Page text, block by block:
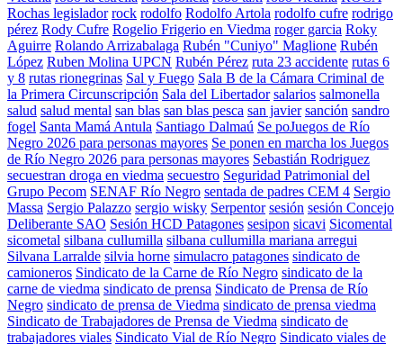
Rochas legislador rock rodolfo Rodolfo Artola rodolfo cufre rodrigo
pérez Rody Cufre Rogelio Frigerio en Viedma roger garcia Roky
Aguirre Rolando Arrizabalaga Rubén "Cuniyo" Maglione Rubén
López Ruben Molina UPCN Rubén Pérez ruta 23 accidente rutas 6
y 8 rutas rionegrinas Sal y Fuego Sala B de la Cámara Criminal de
la Primera Circunscripción Sala del Libertador salarios salmonella
salud salud mental san blas san blas pesca san javier sanción sandro
fogel Santa Mamá Antula Santiago Dalmaú Se poJuegos de Río
Negro 2026 para personas mayores Se ponen en marcha los Juegos
de Río Negro 2026 para personas mayores Sebastián Rodriguez
secuestran droga en viedma secuestro Seguridad Patrimonial del
Grupo Pecom SENAF Río Negro sentada de padres CEM 4 Sergio
Massa Sergio Palazzo sergio wisky Serpentor sesión sesión Concejo
Deliberante SAO Sesión HCD Patagones sesipon sicavi Sicomental
sicometal silbana cullumilla silbana cullumilla mariana arregui
Silvana Larralde silvia horne simulacro patagones sindicato de
camioneros Sindicato de la Carne de Río Negro sindicato de la
carne de viedma sindicato de prensa Sindicato de Prensa de Río
Negro sindicato de prensa de Viedma sindicato de prensa viedma
Sindicato de Trabajadores de Prensa de Viedma sindicato de
trabajadores viales Sindicato Vial de Río Negro Sindicato viales de